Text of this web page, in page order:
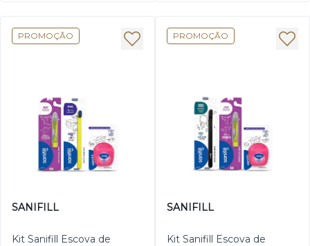
PROMOÇÃO
SANIFILL
Kit Sanifill Escova de
PROMOÇÃO
SANIFILL
Kit Sanifill Escova de